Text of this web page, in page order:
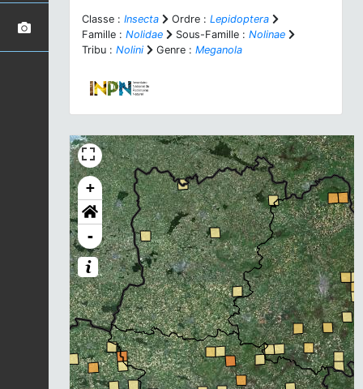
Classe : Insecta Ordre : Lepidoptera
Famille : Nolidae Sous-Famille : Nolinae
Tribu : Nolini Genre : Meganola
+
-